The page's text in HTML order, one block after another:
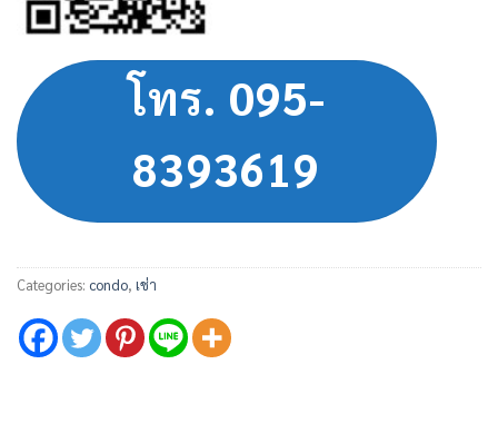
โทร. 095-
8393619
Categories: condo, เช่า